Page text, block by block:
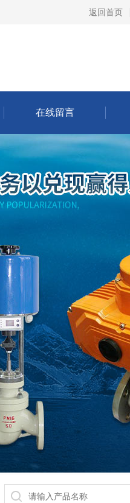
返回首页
在线留言